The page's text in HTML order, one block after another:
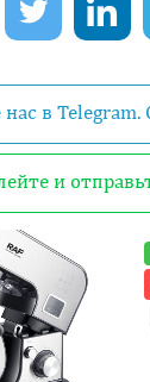
нас в
и